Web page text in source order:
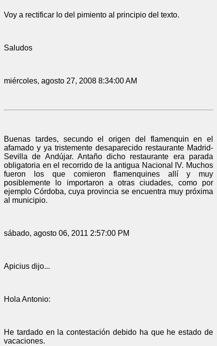
Voy a rectificar lo del pimiento al principio del texto.
Saludos
miércoles, agosto 27, 2008 8:34:00 AM
Buenas tardes, secundo el origen del flamenquin en el
afamado y ya tristemente desaparecido restaurante Madrid-
Sevilla de Andújar. Antaño dicho restaurante era parada
obligatoria en el recorrido de la antigua Nacional IV. Muchos
fueron los que comieron flamenquines allí y muy
posiblemente lo importaron a otras ciudades, como por
ejemplo Córdoba, cuya provincia se encuentra muy próxima
al municipio.
sábado, agosto 06, 2011 2:57:00 PM
Apicius dijo...
Hola Antonio:
He tardado en la contestación debido ha que he estado de
vacaciones.